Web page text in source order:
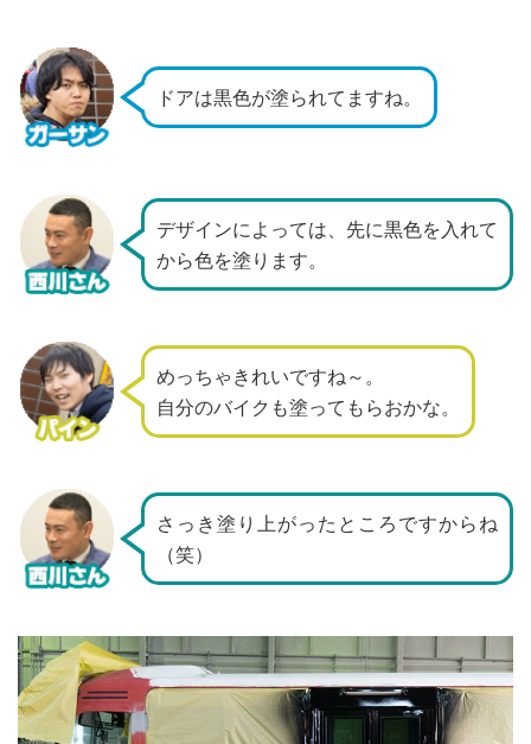
ドアは黒色が塗られてますね。
デザインによっては、先に黒色を入れて
から色を塗ります。
めっちゃきれいですね～。
自分のバイクも塗ってもらおかな。
さっき塗り上がったところですからね
（笑）